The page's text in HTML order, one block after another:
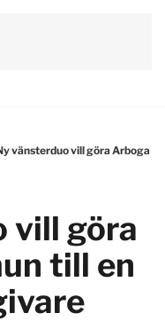
vänsterduo vill göra Arboga
vill göra
till en